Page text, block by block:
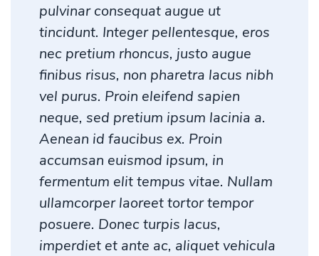
pulvinar consequat augue ut
tincidunt. Integer pellentesque, eros
nec pretium rhoncus, justo augue
finibus risus, non pharetra lacus nibh
vel purus. Proin eleifend sapien
neque, sed pretium ipsum lacinia a.
Aenean id faucibus ex. Proin
accumsan euismod ipsum, in
fermentum elit tempus vitae. Nullam
ullamcorper laoreet tortor tempor
posuere. Donec turpis lacus,
imperdiet et ante ac, aliquet vehicula